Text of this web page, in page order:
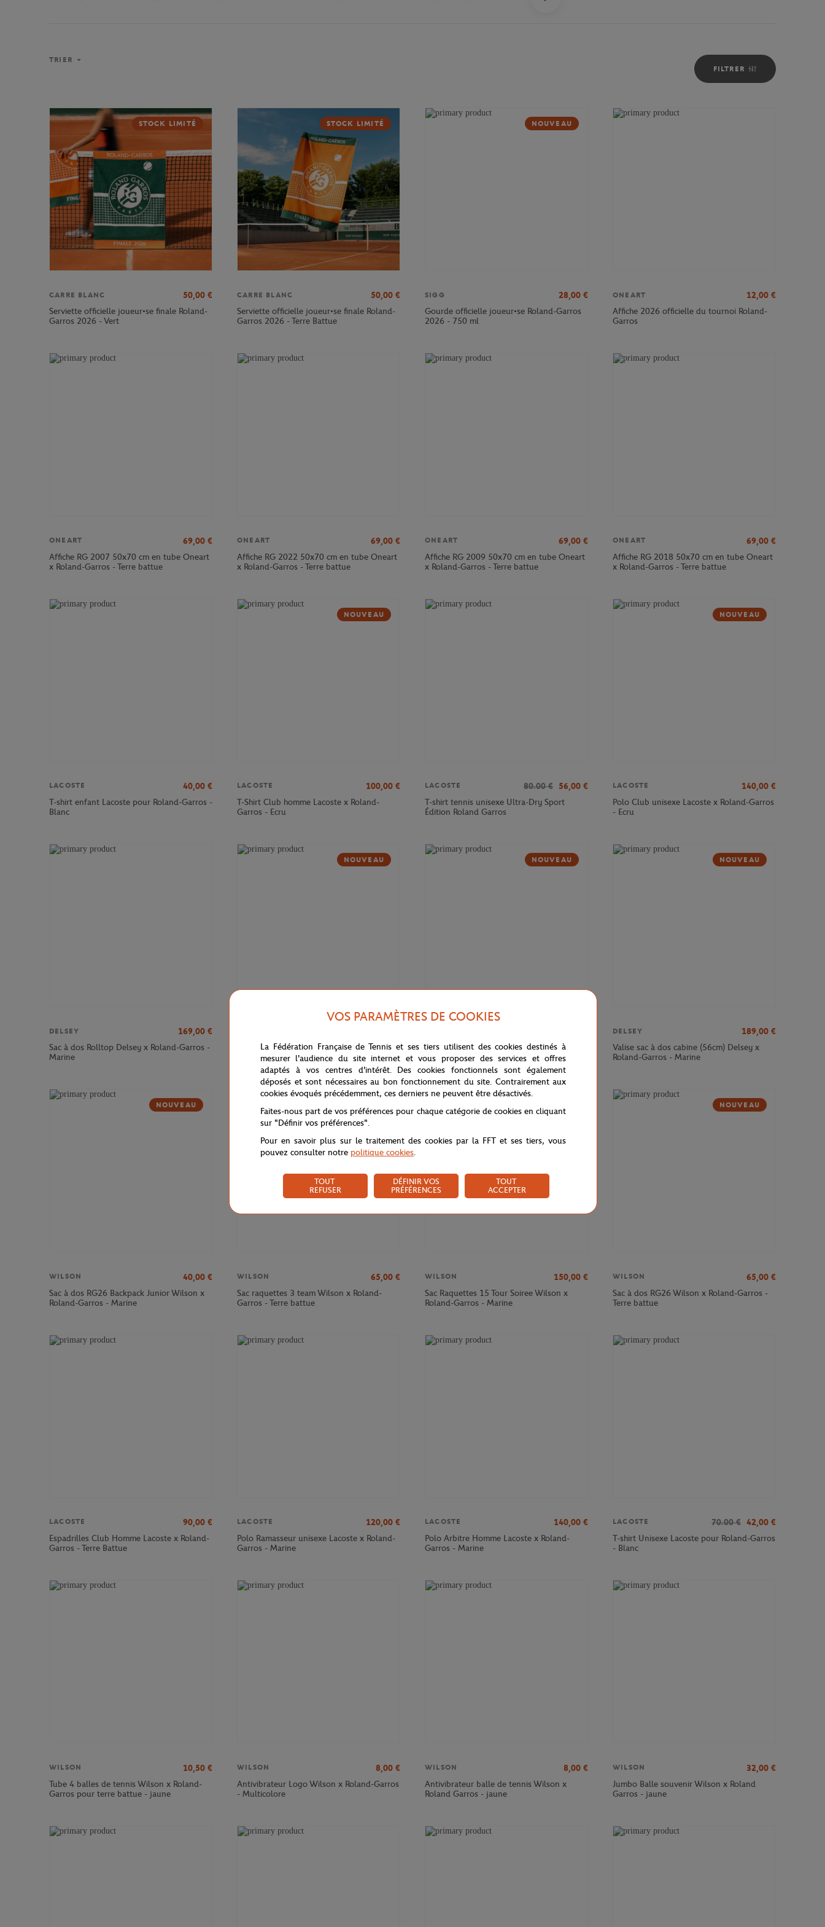
FILTRER
TRIER
STOCK LIMITÉ
CARRE BLANC 50,00 €
Serviette officielle joueur•se finale Roland-
Garros 2026 - Vert
STOCK LIMITÉ
CARRE BLANC 50,00 €
Serviette officielle joueur•se finale Roland-
Garros 2026 - Terre Battue
NOUVEAU
SIGG 28,00 €
Gourde officielle joueur•se Roland-Garros
2026 - 750 ml
ONEART 12,00 €
Affiche 2026 officielle du tournoi Roland-
Garros
ONEART 69,00 €
Affiche RG 2007 50x70 cm en tube Oneart
x Roland-Garros - Terre battue
ONEART 69,00 €
Affiche RG 2022 50x70 cm en tube Oneart
x Roland-Garros - Terre battue
ONEART 69,00 €
Affiche RG 2009 50x70 cm en tube Oneart
x Roland-Garros - Terre battue
ONEART 69,00 €
Affiche RG 2018 50x70 cm en tube Oneart
x Roland-Garros - Terre battue
LACOSTE 40,00 €
T-shirt enfant Lacoste pour Roland-Garros -
Blanc
NOUVEAU
LACOSTE 100,00 €
T-Shirt Club homme Lacoste x Roland-
Garros - Ecru
LACOSTE 80.00 € 56,00 €
T-shirt tennis unisexe Ultra-Dry Sport
Édition Roland Garros
NOUVEAU
LACOSTE 140,00 €
Polo Club unisexe Lacoste x Roland-Garros
- Ecru
DELSEY 169,00 €
Sac à dos Rolltop Delsey x Roland-Garros -
Marine
NOUVEAU
Sac à dos Cadence Soft 14" Delsey x
Roland-Garros - Marine
NOUVEAU
Valise cabine Cadence (55cm) Delsey x
Roland-Garros - Marine
NOUVEAU
DELSEY 189,00 €
Valise sac à dos cabine (56cm) Delsey x
Roland-Garros - Marine
NOUVEAU
WILSON 40,00 €
Sac à dos RG26 Backpack Junior Wilson x
Roland-Garros - Marine
WILSON 65,00 €
Sac raquettes 3 team Wilson x Roland-
Garros - Terre battue
WILSON 150,00 €
Sac Raquettes 15 Tour Soiree Wilson x
Roland-Garros - Marine
NOUVEAU
WILSON 65,00 €
Sac à dos RG26 Wilson x Roland-Garros -
Terre battue
LACOSTE 90,00 €
Espadrilles Club Homme Lacoste x Roland-
Garros - Terre Battue
LACOSTE 120,00 €
Polo Ramasseur unisexe Lacoste x Roland-
Garros - Marine
LACOSTE 140,00 €
Polo Arbitre Homme Lacoste x Roland-
Garros - Marine
LACOSTE 70.00 € 42,00 €
T-shirt Unisexe Lacoste pour Roland-Garros
- Blanc
WILSON 10,50 €
Tube 4 balles de tennis Wilson x Roland-
Garros pour terre battue - jaune
WILSON 8,00 €
Antivibrateur Logo Wilson x Roland-Garros
- Multicolore
WILSON 8,00 €
Antivibrateur balle de tennis Wilson x
Roland Garros - jaune
WILSON 32,00 €
Jumbo Balle souvenir Wilson x Roland
Garros - jaune
VOS PARAMÈTRES DE COOKIES
La Fédération Française de Tennis et ses tiers utilisent des cookies destinés à
mesurer l'audience du site internet et vous proposer des services et offres
adaptés à vos centres d'intérêt. Des cookies fonctionnels sont également
déposés et sont nécessaires au bon fonctionnement du site. Contrairement aux
cookies évoqués précédemment, ces derniers ne peuvent être désactivés.
Faites-nous part de vos préférences pour chaque catégorie de cookies en cliquant
sur "Définir vos préférences".
Pour en savoir plus sur le traitement des cookies par la FFT et ses tiers, vous
pouvez consulter notre politique cookies.
TOUT
REFUSER
DÉFINIR VOS
PRÉFÉRENCES
TOUT
ACCEPTER